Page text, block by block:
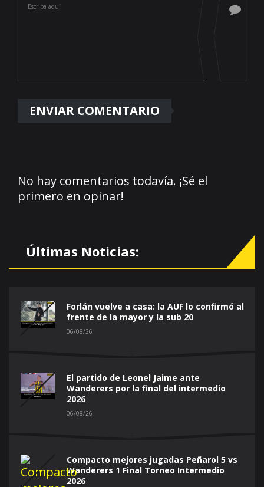
No hay comentarios todavía. ¡Sé el
primero en opinar!
Últimas Noticias:
Forlán vuelve a casa: la AUF lo confirmó al
frente de la mayor y la sub 20
06/08/26
El partido de Leonel Jaime ante
Wanderers por la final del intermedio
2026
06/08/26
Compacto mejores jugadas Peñarol 5 vs
Wanderers 1 Final Torneo Intermedio
2026